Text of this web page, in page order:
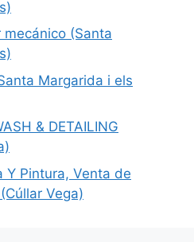
mecánico (Santa
Margarida i els
& DETAILING
Y Pintura, Venta de
Vega)